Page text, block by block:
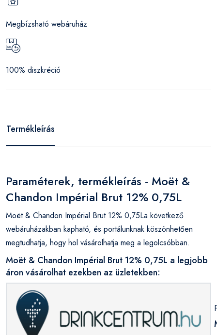
Megbízsható webáruház
100% diszkréció
Termékleírás
Paraméterek, termékleírás - Moët &
Chandon Impérial Brut 12% 0,75L
Moët & Chandon Impérial Brut 12% 0,75La következő
webáruházakban kapható, és portálunknak köszönhetően
megtudhatja, hogy hol vásárolhatja meg a legolcsóbban.
Moët & Chandon Impérial Brut 12% 0,75L a legjobb
áron vásárolhat ezekben az üzletekben: